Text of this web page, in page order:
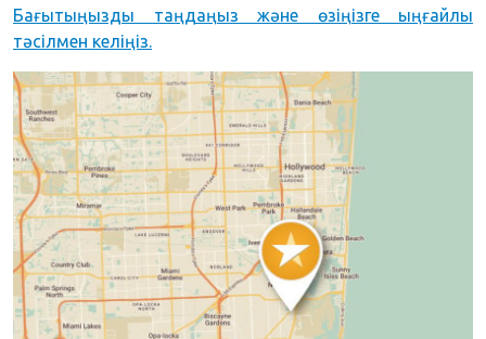
Бағытыңызды таңдаңыз және өзіңізге ыңғайлы
тәсілмен келіңіз.